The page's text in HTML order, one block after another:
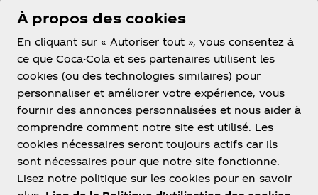
Facebook
Instagram
Youtube
Ce site vous propose des contenus et des
promotions à propos des marques, des produits et
des activités des sociétés du groupe The Coca‑Cola
À propos des cookies
En cliquant sur « Autoriser tout », vous consentez à
ce que Coca-Cola et ses partenaires utilisent les
cookies (ou des technologies similaires) pour
personnaliser et améliorer votre expérience, vous
fournir des annonces personnalisées et nous aider à
comprendre comment notre site est utilisé. Les
cookies nécessaires seront toujours actifs car ils
sont nécessaires pour que notre site fonctionne.
Lisez notre politique sur les cookies pour en savoir